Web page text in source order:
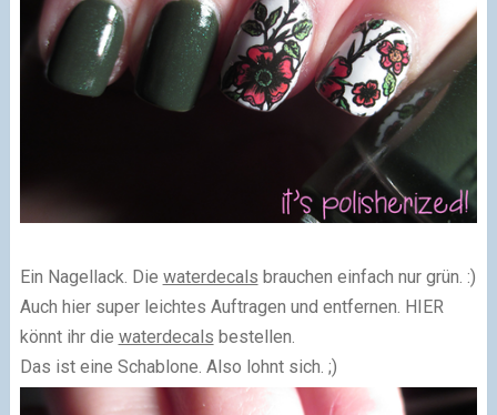
Ein Nagellack. Die waterdecals brauchen einfach nur grün. :)
Auch hier super leichtes Auftragen und entfernen. HIER
könnt ihr die waterdecals bestellen.
Das ist eine Schablone. Also lohnt sich. ;)